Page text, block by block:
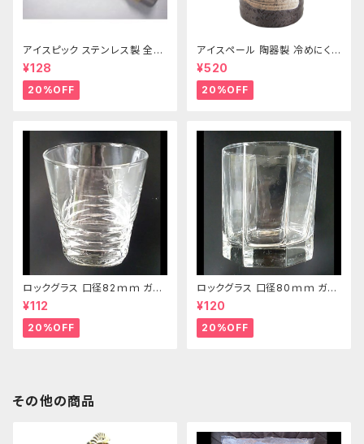
アイスピック ステンレス製 全長
215ｍｍ
¥128
20%OFF
アイスペール 陶器製 冷めにくい
二重構造 860ml
¥520
20%OFF
ロックグラス 口径82ｍｍ ガラ
ス製 250cc
¥112
20%OFF
ロックグラス 口径80ｍｍ ガラ
ス製 220cc
¥120
20%OFF
その他の商品